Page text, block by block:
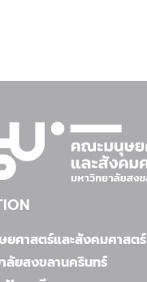
ศาสตร์และสังคมศาสตร์
ลัยสงขลานครินทร์